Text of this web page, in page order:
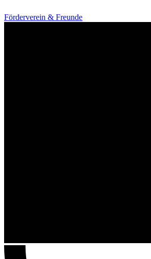
Förderverein & Freunde